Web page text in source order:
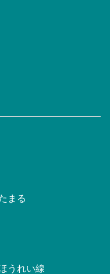
まる
うれい線